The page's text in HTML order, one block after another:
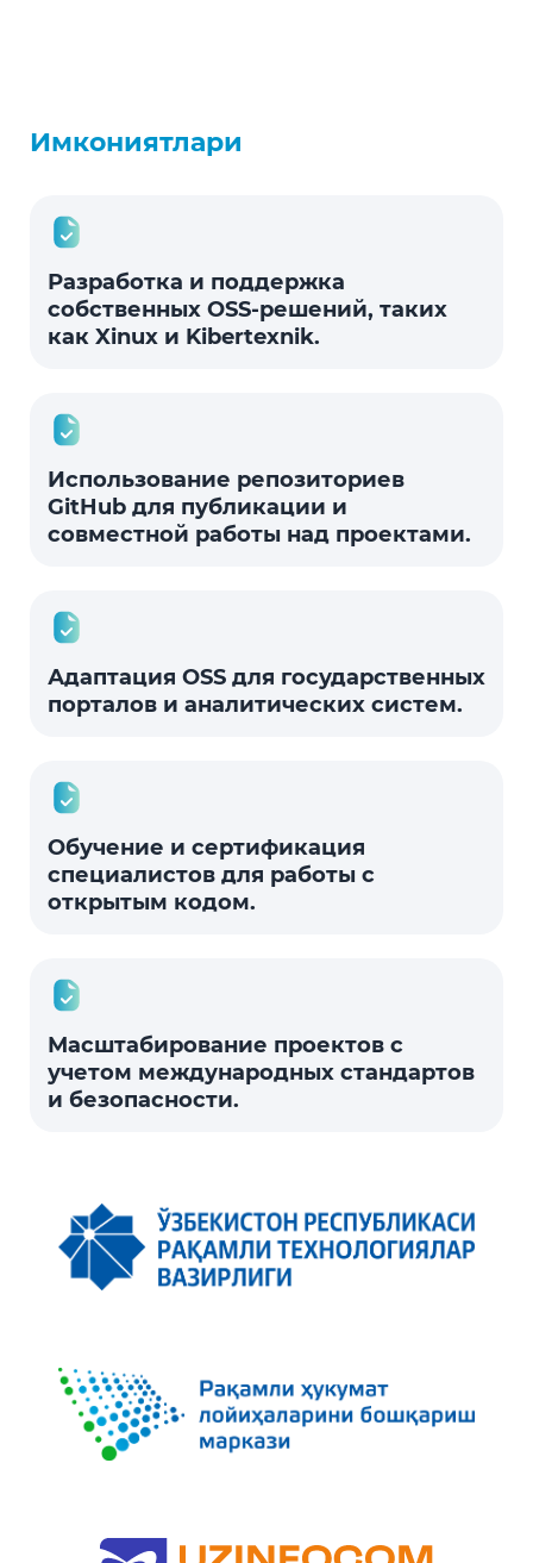
Имкониятлари
Разработка и поддержка
собственных OSS-решений, таких
как Xinux и Kibertexnik.
Использование репозиториев
GitHub для публикации и
совместной работы над проектами.
Адаптация OSS для государственных
порталов и аналитических систем.
Обучение и сертификация
специалистов для работы с
открытым кодом.
Масштабирование проектов с
учетом международных стандартов
и безопасности.